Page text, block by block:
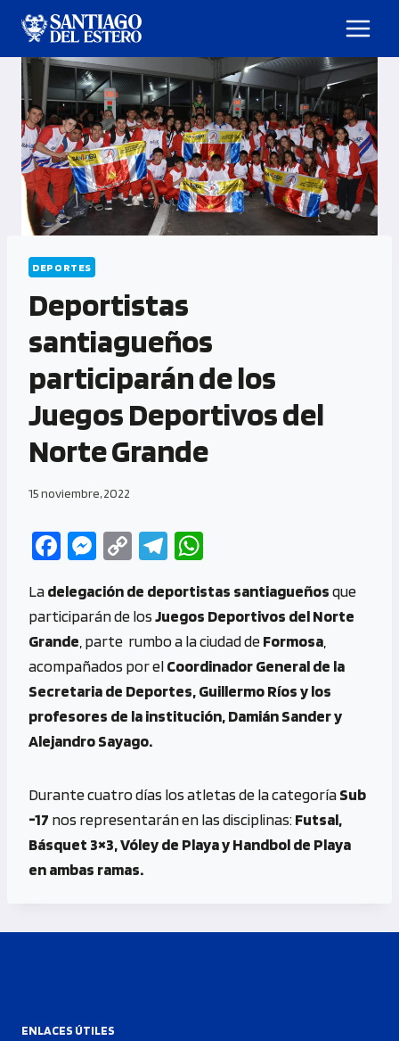
DEPORTES
Deportistas
santiagueños
participarán de los
Juegos Deportivos del
Norte Grande
15 noviembre, 2022
Fa
b
o
o
k
M
se
n
g
er
C
py
Li
n
k
Te
gr
a
m
at
s
A
p
p
Ladelegación de deportistas santiagueñosque
participarán de losJuegos Deportivos del Norte
Grande , parte rumbo a la ciudad deFormosa
acompañados por elCoordinador General de la
Secretaria de Deportes, Guillermo Ríos y los
profesores de la institución, Damián Sander y
Alejandro Sayago.
Durante cuatro días los atletas de la categoríaSub
-17 nos representarán en las disciplinas:Futsal,
Básquet 3×3, Vóley de Playa y Handbol de Playa
en ambas ramas.
ENLACES ÚTILES